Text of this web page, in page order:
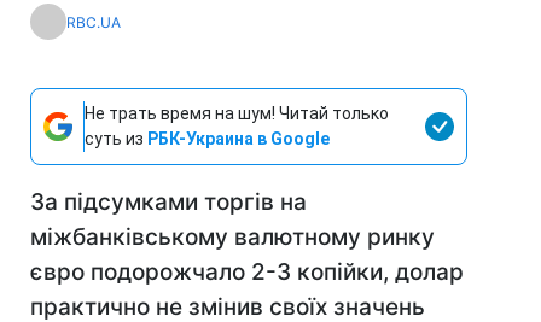
RBC.UA
Не трать время на шум! Читай только
суть из РБК-Украина в Google
За підсумками торгів на
міжбанківському валютному ринку
євро подорожчало 2-3 копійки, долар
практично не змінив своїх значень